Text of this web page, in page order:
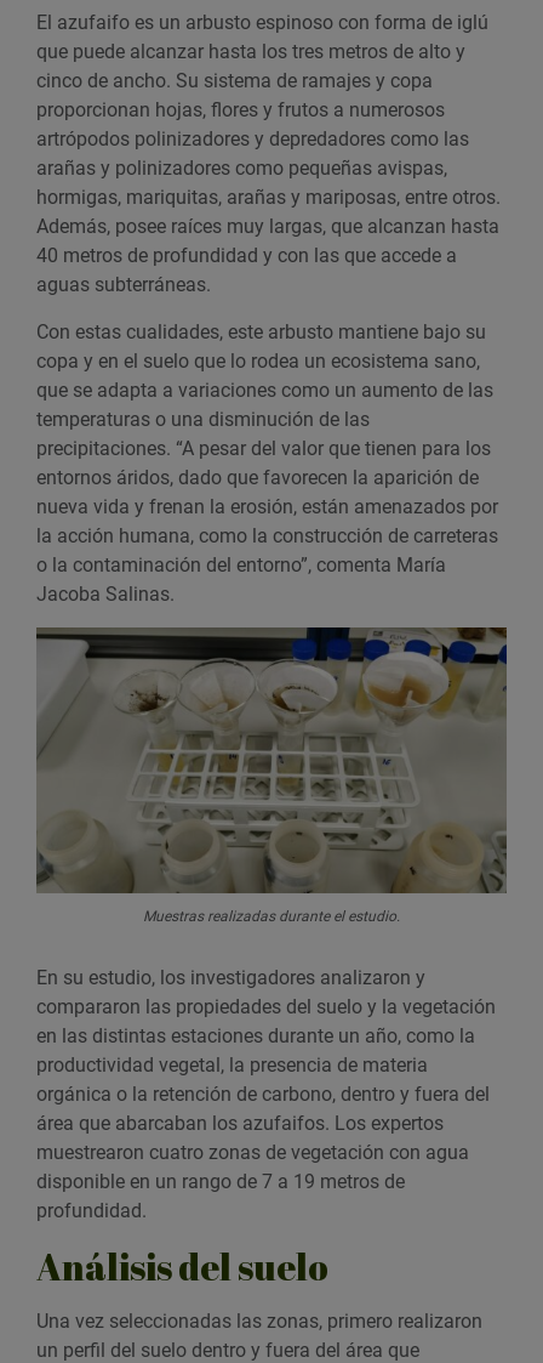
El azufaifo es un arbusto espinoso con forma de iglú
que puede alcanzar hasta los tres metros de alto y
cinco de ancho. Su sistema de ramajes y copa
proporcionan hojas, flores y frutos a numerosos
artrópodos polinizadores y depredadores como las
arañas y polinizadores como pequeñas avispas,
hormigas, mariquitas, arañas y mariposas, entre otros.
Además, posee raíces muy largas, que alcanzan hasta
40 metros de profundidad y con las que accede a
aguas subterráneas.
Con estas cualidades, este arbusto mantiene bajo su
copa y en el suelo que lo rodea un ecosistema sano,
que se adapta a variaciones como un aumento de las
temperaturas o una disminución de las
precipitaciones. “A pesar del valor que tienen para los
entornos áridos, dado que favorecen la aparición de
nueva vida y frenan la erosión, están amenazados por
la acción humana, como la construcción de carreteras
o la contaminación del entorno”, comenta María
Jacoba Salinas.
Muestras realizadas durante el estudio.
En su estudio, los investigadores analizaron y
compararon las propiedades del suelo y la vegetación
en las distintas estaciones durante un año, como la
productividad vegetal, la presencia de materia
orgánica o la retención de carbono, dentro y fuera del
área que abarcaban los azufaifos. Los expertos
muestrearon cuatro zonas de vegetación con agua
disponible en un rango de 7 a 19 metros de
profundidad.
Análisis del suelo
Una vez seleccionadas las zonas, primero realizaron
un perfil del suelo dentro y fuera del área que